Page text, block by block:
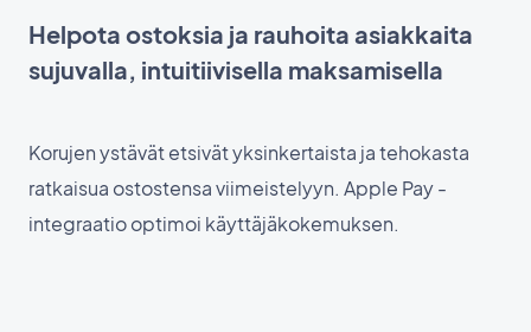
Helpota ostoksia ja rauhoita asiakkaita
sujuvalla, intuitiivisella maksamisella
Korujen ystävät etsivät yksinkertaista ja tehokasta
ratkaisua ostostensa viimeistelyyn. Apple Pay -
integraatio optimoi käyttäjäkokemuksen.